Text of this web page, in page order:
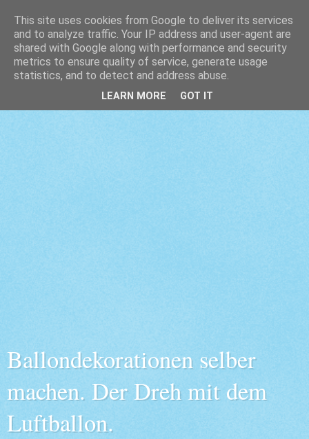
Ballondekorationen selber
machen. Der Dreh mit dem
Luftballon.
This site uses cookies from Google to deliver its services
and to analyze traffic. Your IP address and user-agent are
shared with Google along with performance and security
metrics to ensure quality of service, generate usage
statistics, and to detect and address abuse.
LEARN MORE GOT IT